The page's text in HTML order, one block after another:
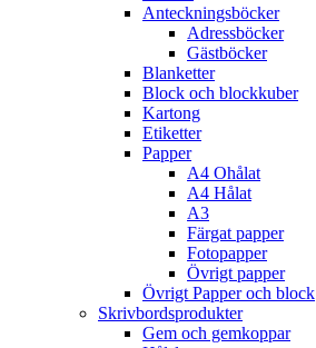
Anteckningsböcker
Adressböcker
Gästböcker
Blanketter
Block och blockkuber
Kartong
Etiketter
Papper
A4 Ohålat
A4 Hålat
A3
Färgat papper
Fotopapper
Övrigt papper
Övrigt Papper och block
Skrivbordsprodukter
Gem och gemkoppar